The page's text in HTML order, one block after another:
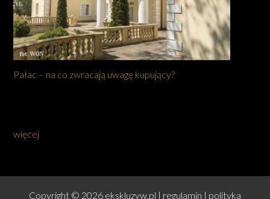
Pałac – na co zwracają uwagę kupujący?
więcej
Copyright © 2026 ekskluzyw.pl | regulamin | polityka